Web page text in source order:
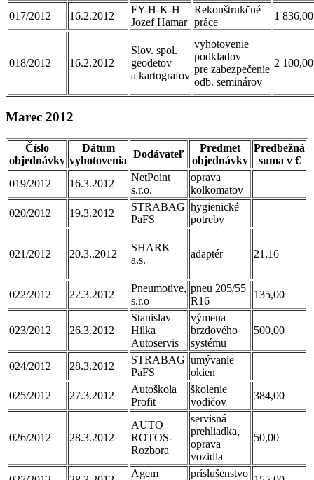
017/2012 16.2.2012
FY-H-K-H
Jozef Hamar
Rekonštrukčné
práce
1 836,00
018/2012 16.2.2012
Slov. spol.
geodetov
a kartografov
vyhotovenie
podkladov
pre zabezpečenie
odb. seminárov
2 100,00
Marec 2012
Číslo
objednávky
Dátum
vyhotovenia
Dodávateľ
Predmet
objednávky
Predbežná
suma v €
019/2012
16.3.2012
NetPoint
s.r.o.
oprava
kolkomatov
020/2012
19.3.2012
STRABAG
PaFS
hygienické
potreby
021/2012 20.3..2012
SHARK
a.s.
adaptér 21,16
022/2012 22.3.2012
Pneumotive,
s.r.o
pneu 205/55
R16
135,00
023/2012 26.3.2012
Stanislav
Hilka
Autoservis
výmena
brzdového
systému
500,00
024/2012 28.3.2012
STRABAG
PaFS
umývanie
okien
025/2012
27.3.2012
Autoškola
Profit
školenie
vodičov
384,00
026/2012 28.3.2012
AUTO
ROTOS-
Rozbora
servisná
prehliadka,
oprava
vozidla
50,00
Agem príslušenstvo